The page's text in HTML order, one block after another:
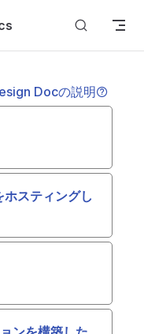
Docの説明
スティングし